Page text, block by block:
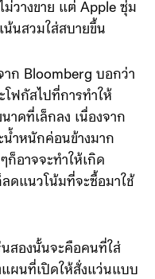
วางขาย แต่ Apple ซุ่ม
นสวมใส่สบายขึ้น
าก Bloomberg บอกว่า
ฟกัสไปที่การทำให้
ดที่เล็กลง เนื่องจาก
ำหนักค่อนข้างมาก
ก็อาจจะทำให้เกิด
ดแนวโน้มที่จะซื้อมาใช้
สองนั้นจะคือคนที่ใส่
ผนที่เปิดให้สั่งแว่นแบบ